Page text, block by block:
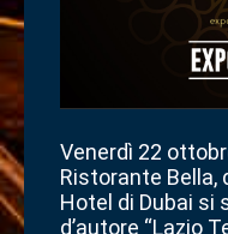
Venerdì 22
Ristorante Bella,
Hotel di Dubai si
d’autore “Lazio